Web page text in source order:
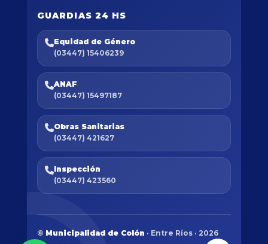
GUARDIAS 24 HS
Equidad de Género
(03447) 15406239
ANAF
(03447) 15497187
Obras Sanitarias
(03447) 421627
Inspección
(03447) 423560
© Municipalidad de Colón · Entre Ríos · 2026